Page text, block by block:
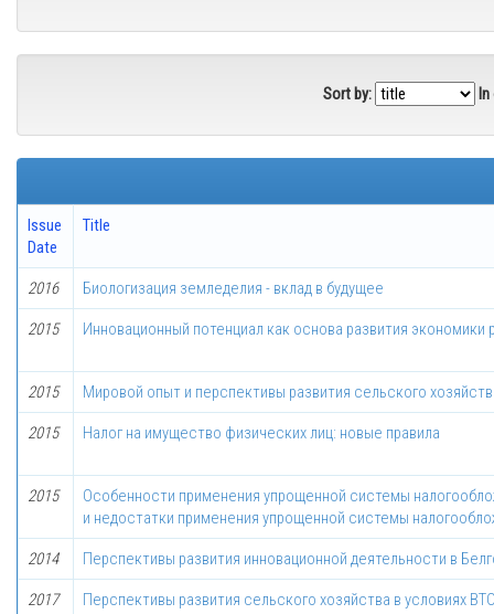
Sort by: In
Issue
Date
Title
2016 Биологизация земледелия - вклад в будущее
2015 Инновационный потенциал как основа развития экономики
2015 Мировой опыт и перспективы развития сельского
2015 Налог на имущество физических лиц: новые правила
2015
Особенности применения упрощенной системы
и недостатки применения упрощенной системы
2014 Перспективы развития инновационной деятельности в
2017 Перспективы развития сельского хозяйства в условиях